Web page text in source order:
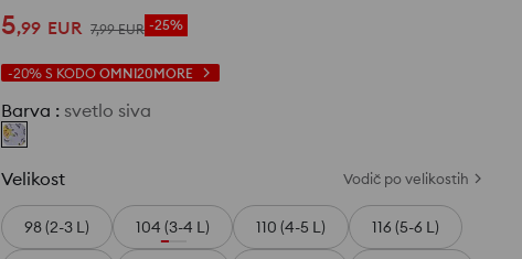
5,99 EUR 7,99 EUR -25%
-20% S KODO OMNI20MORE
Barva : svetlo siva
Velikost Vodič po velikostih
98 (2-3 L) 104 (3-4 L) 110 (4-5 L) 116 (5-6 L)